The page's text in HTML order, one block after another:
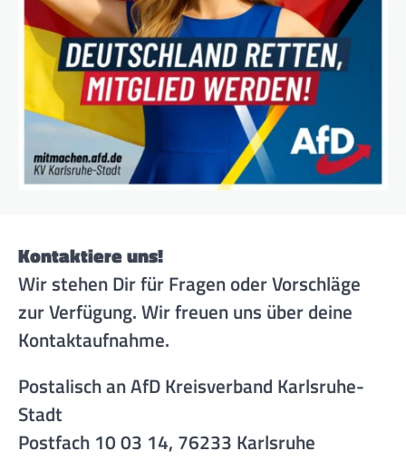
Kontaktiere uns!
Wir stehen Dir für Fragen oder Vorschläge
zur Verfügung. Wir freuen uns über deine
Kontaktaufnahme.
Postalisch an AfD Kreisverband Karlsruhe-
Stadt
Postfach 10 03 14, 76233 Karlsruhe